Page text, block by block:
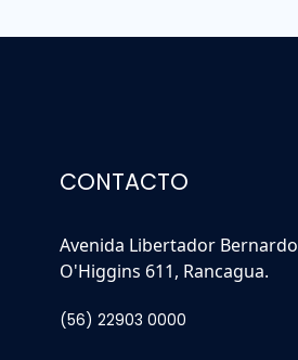
CONTACTO
Avenida Libertador Bernardo
O'Higgins 611, Rancagua.
(56) 22903 0000